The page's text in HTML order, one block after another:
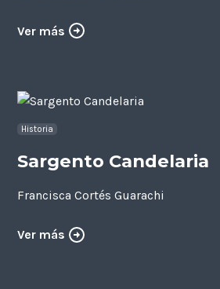
Ver más
Historia
Sargento Candelaria
Francisca Cortés Guarachi
Ver más